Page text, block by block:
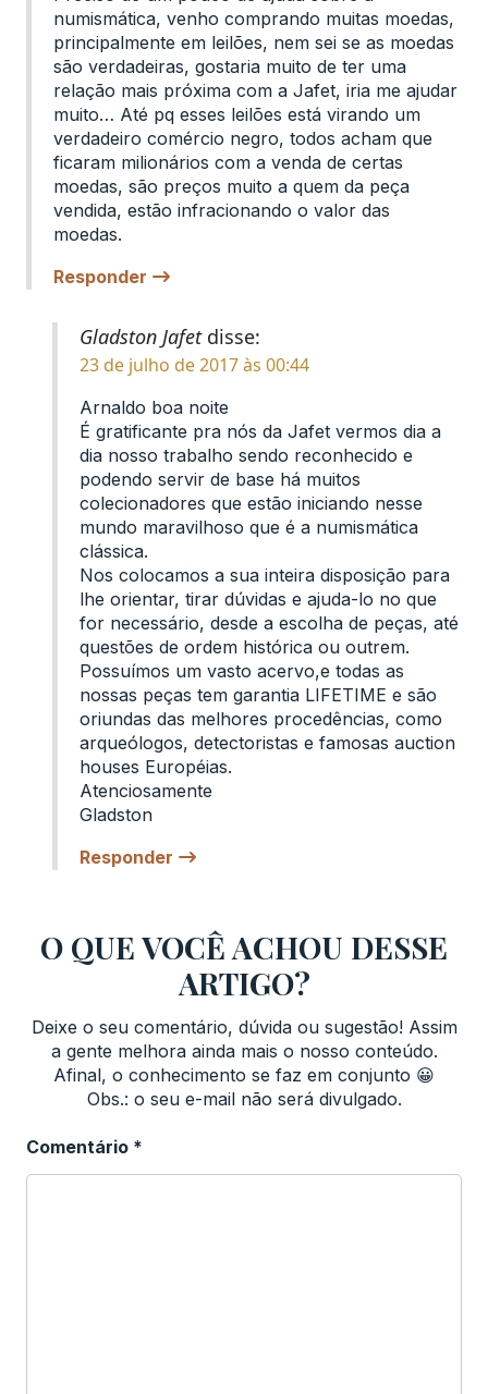
numismática, venho comprando muitas moedas,
principalmente em leilões, nem sei se as moedas
são verdadeiras, gostaria muito de ter uma
relação mais próxima com a Jafet, iria me ajudar
muito… Até pq esses leilões está virando um
verdadeiro comércio negro, todos acham que
ficaram milionários com a venda de certas
moedas, são preços muito a quem da peça
vendida, estão infracionando o valor das
moedas.
Responder
Gladston Jafet disse:
23 de julho de 2017 às 00:44
Arnaldo boa noite
É gratificante pra nós da Jafet vermos dia a
dia nosso trabalho sendo reconhecido e
podendo servir de base há muitos
colecionadores que estão iniciando nesse
mundo maravilhoso que é a numismática
clássica.
Nos colocamos a sua inteira disposição para
lhe orientar, tirar dúvidas e ajuda-lo no que
for necessário, desde a escolha de peças, até
questões de ordem histórica ou outrem.
Possuímos um vasto acervo,e todas as
nossas peças tem garantia LIFETIME e são
oriundas das melhores procedências, como
arqueólogos, detectoristas e famosas auction
houses Européias.
Atenciosamente
Gladston
Responder
O QUE VOCÊ ACHOU DESSE
ARTIGO?
Deixe o seu comentário, dúvida ou sugestão! Assim
a gente melhora ainda mais o nosso conteúdo.
Afinal, o conhecimento se faz em conjunto 😀
Obs.: o seu e-mail não será divulgado.
Comentário *